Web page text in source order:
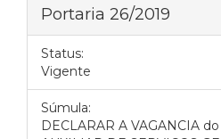
Portaria 26/2019
Status:
Vigente
Súmula:
DECLARAR A VAGANCIA